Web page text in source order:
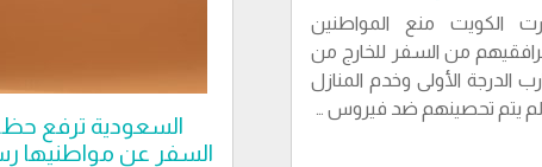
الكويت منع المواطنين
من السفر للخارج من
الدرجة الأولى وخدم المنازل
لم يتم تحصينهم ضد فيروس …
السعودية ترفع
السفر عن مواطنيها